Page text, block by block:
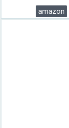
amazon